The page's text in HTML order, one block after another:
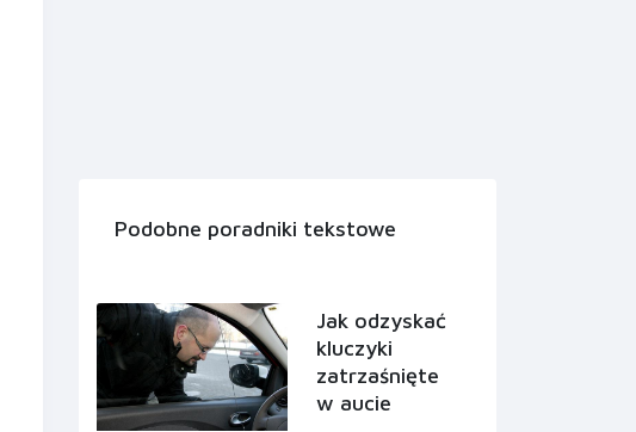
Podobne poradniki tekstowe
Jak odzyskać
kluczyki
zatrzaśnięte
w aucie